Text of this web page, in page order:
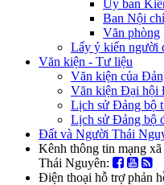
Ủy ban
Ban Nội
Văn phòng
Lấy ý kiến người
Văn kiện - Tư liệu
Văn kiện của
Văn kiện Đại hội
Lịch sử Đảng bộ
Lịch sử Đảng bộ
Đất và Người Thái
Kênh thông tin mạng
Thái Nguyên:
Điện thoại hỗ trợ phản